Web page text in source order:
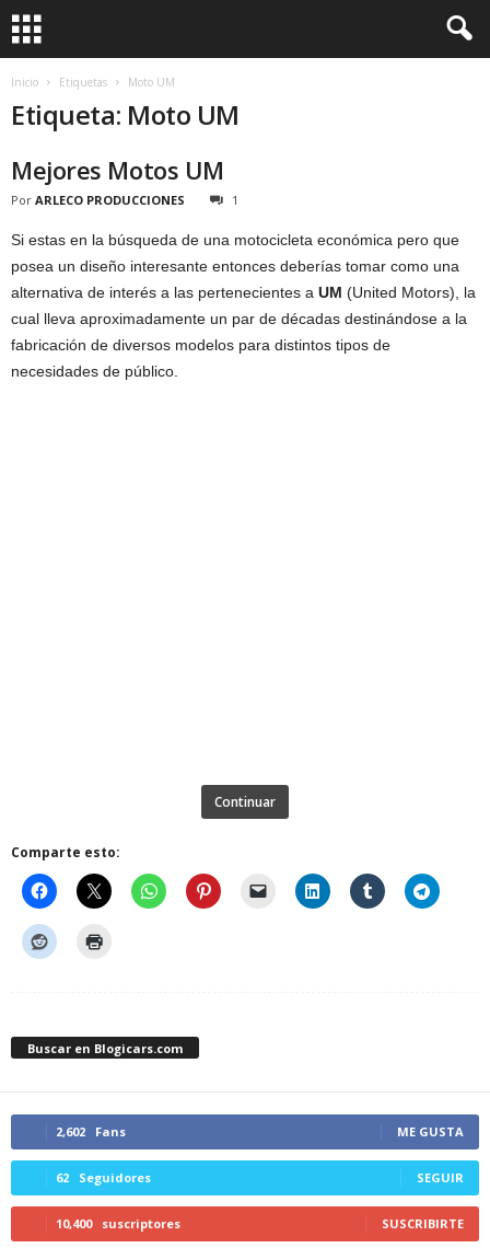
Inicio Etiquetas Moto UM
Etiqueta: Moto UM
Mejores Motos UM
Por ARLECO PRODUCCIONES 1
Si estas en la búsqueda de una motocicleta económica pero que
posea un diseño interesante entonces deberías tomar como una
alternativa de interés a las pertenecientes a UM (United Motors), la
cual lleva aproximadamente un par de décadas destinándose a la
fabricación de diversos modelos para distintos tipos de
necesidades de público.
Continuar
Comparte esto:
Buscar en Blogicars.com
2,602 Fans ME GUSTA
62 Seguidores SEGUIR
10,400 suscriptores SUSCRIBIRTE